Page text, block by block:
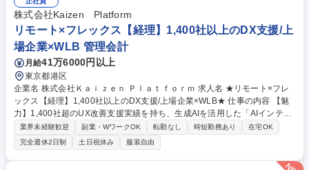
管理業務） ・他 会計書類取り纏め、政府統計調査報告 等 ※将来的に他部
署へのジョブローテーションがあります。 【業務変更の範囲】 当社の業
務全般 募集職種 【経理部】三井物産グループ/平均残業時間10H/完全週休
2日/安定×スキルアップ
株式会社Kaizen Platform
リモート×フレックス【経理】1,400社以上のDX支援/上
場企業×WLB 管理会計
月給41万6000円以上
東京都港区
企業名 株式会社Ｋａｉｚｅｎ Ｐｌａｔｆｏｒｍ 求人名 ★リモート×フレ
ックス【経理】1,400社以上のDX支援/上場企業×WLB★ 仕事の内容 【魅
力】1,400社超のUX改善支援実績を持ち、生成AIを活用した「AIインテグ
レーター」として急成長を遂げる当社にて、経理業務をご担当いただきま
す。月次・年次決算などの基幹業務に加え、将来的には連結決算や開 示、
M&A支援など、上場企業ならではの広範なキャリアを築けるポジションで
す。■月次・四半期・年次決算業務（本社・グループ） ■監査法人対応 ■経
業界未経験歓迎 副業・WワークOK 転勤なし 時短勤務あり
在宅OK
完全週休2日制
土日祝休み 服装自由